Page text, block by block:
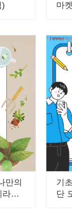
)
마
만의
리
기
단